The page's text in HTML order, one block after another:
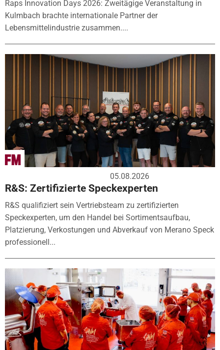
Raps Innovation Days 2026: Zweitägige Veranstaltung in
Kulmbach brachte internationale Partner der
Lebensmittelindustrie zusammen....
05.08.2026
R&S: Zertifizierte Speckexperten
R&S qualifiziert sein Vertriebsteam zu zertifizierten
Speckexperten, um den Handel bei Sortimentsaufbau,
Platzierung, Verkostungen und Abverkauf von Merano Speck
professionell...